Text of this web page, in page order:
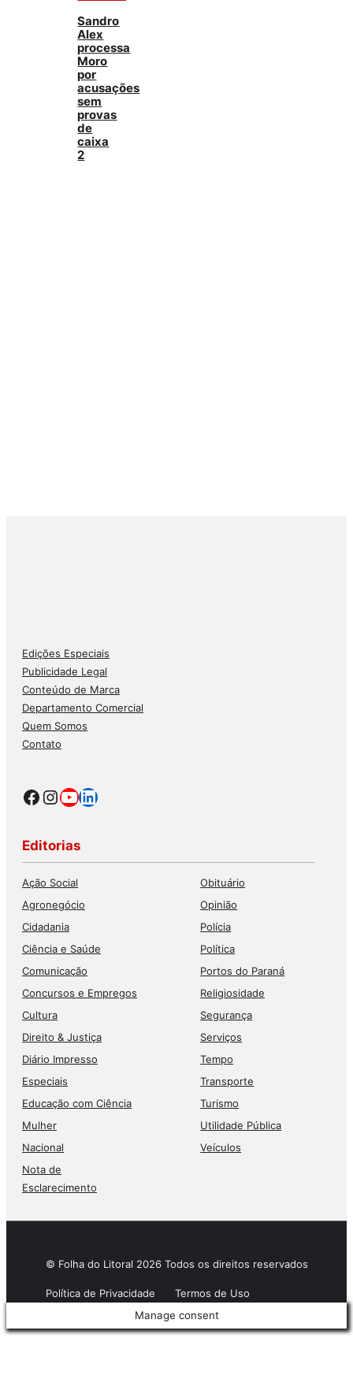
Sandro
Alex
processa
Moro
por
acusações
sem
provas
de
caixa
2
Edições Especiais
Publicidade Legal
Conteúdo de Marca
Departamento Comercial
Quem Somos
Contato
Facebook
Instagram
Youtube
LinkedIn
Editorias
Ação Social
Agronegócio
Cidadania
Ciência e Saúde
Comunicação
Concursos e Empregos
Cultura
Direito & Justiça
Diário Impresso
Especiais
Educação com Ciência
Mulher
Nacional
Nota de
Esclarecimento
Obituário
Opinião
Polícia
Política
Portos do Paraná
Religiosidade
Segurança
Serviços
Tempo
Transporte
Turismo
Utilidade Pública
Veículos
© Folha do Litoral 2026 Todos os direitos reservados
Política de Privacidade
Termos de Uso
Manage consent